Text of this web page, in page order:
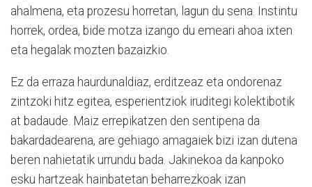
ahalmena, eta prozesu horretan, lagun du sena. Instintu
horrek, ordea, bide motza izango du emeari ahoa ixten
eta hegalak mozten bazaizkio.
Ez da erraza haurdunaldiaz, erditzeaz eta ondorenaz
zintzoki hitz egitea, esperientziok iruditegi kolektibotik
at badaude. Maiz errepikatzen den sentipena da
bakardadearena, are gehiago amagaiek bizi izan dutena
beren nahietatik urrundu bada. Jakinekoa da kanpoko
esku hartzeak hainbatetan beharrezkoak izan